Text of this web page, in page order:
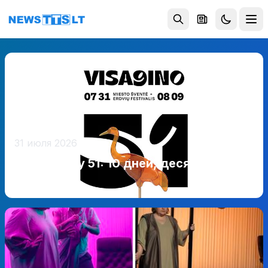
Перейти к содержимому
31 июля 2026
Висагинасу 51: 10 дней, десятки